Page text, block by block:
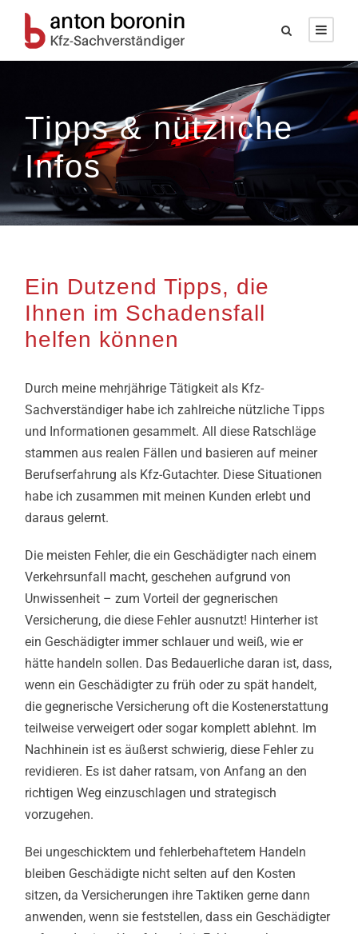
Tipps & nützliche
Infos
Ein Dutzend Tipps, die
Ihnen im Schadensfall
helfen können
Durch meine mehrjährige Tätigkeit als Kfz-
Sachverständiger habe ich zahlreiche nützliche Tipps
und Informationen gesammelt. All diese Ratschläge
stammen aus realen Fällen und basieren auf meiner
Berufserfahrung als Kfz-Gutachter. Diese Situationen
habe ich zusammen mit meinen Kunden erlebt und
daraus gelernt.
Die meisten Fehler, die ein Geschädigter nach einem
Verkehrsunfall macht, geschehen aufgrund von
Unwissenheit – zum Vorteil der gegnerischen
Versicherung, die diese Fehler ausnutzt! Hinterher ist
ein Geschädigter immer schlauer und weiß, wie er
hätte handeln sollen. Das Bedauerliche daran ist, dass,
wenn ein Geschädigter zu früh oder zu spät handelt,
die gegnerische Versicherung oft die Kostenerstattung
teilweise verweigert oder sogar komplett ablehnt. Im
Nachhinein ist es äußerst schwierig, diese Fehler zu
revidieren. Es ist daher ratsam, von Anfang an den
richtigen Weg einzuschlagen und strategisch
vorzugehen.
Bei ungeschicktem und fehlerbehaftetem Handeln
bleiben Geschädigte nicht selten auf den Kosten
sitzen, da Versicherungen ihre Taktiken gerne dann
anwenden, wenn sie feststellen, dass ein Geschädigter